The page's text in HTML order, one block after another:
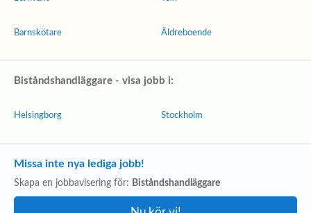
Barnskötare Äldreboende
Biståndshandläggare - visa jobb i:
Helsingborg Stockholm
Missa inte nya lediga jobb!
Skapa en jobbavisering för: Biståndshandläggare